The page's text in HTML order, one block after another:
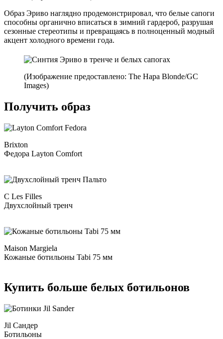
Образ Эриво наглядно продемонстрировал, что белые сапоги
способны органично вписаться в зимний гардероб, разрушая
сезонные стереотипы и превращаясь в полноценный модный
акцент холодного времени года.
(Изображение предоставлено: The Hapa Blonde/GC
Images)
Получить образ
Brixton
Федора Layton Comfort
С Les Filles
Двухслойный тренч
Maison Margiela
Кожаные ботильоны Tabi 75 мм
Купить больше белых ботильонов
Jil Сандер
Ботильоны